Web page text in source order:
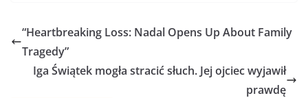
“Heartbreaking Loss: Nadal Opens Up About Family
Tragedy”
Iga Świątek mogła stracić słuch. Jej ojciec wyjawił
prawdę